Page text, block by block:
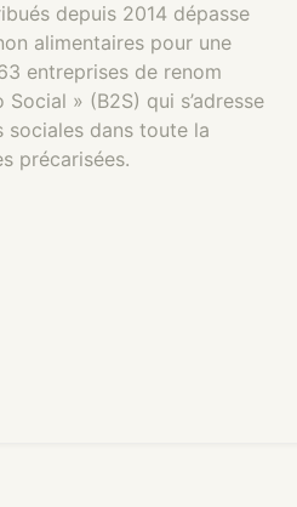
depuis 2014 dépasse
alimentaires pour une
entreprises de renom
» (B2S) qui s’adresse
sociales dans toute la
précarisées.